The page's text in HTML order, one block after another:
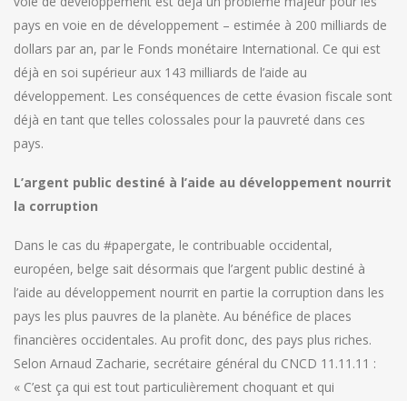
pays en voie en de développement – estimée à 200 milliards de
dollars par an, par le Fonds monétaire International. Ce qui est
déjà en soi supérieur aux 143 milliards de l’aide au
développement. Les conséquences de cette évasion fiscale sont
déjà en tant que telles colossales pour la pauvreté dans ces
pays.
L’argent public destiné à l’aide au développement nourrit
la corruption
Dans le cas du #papergate, le contribuable occidental,
européen, belge sait désormais que l’argent public destiné à
l’aide au développement nourrit en partie la corruption dans les
pays les plus pauvres de la planète. Au bénéfice de places
financières occidentales. Au profit donc, des pays plus riches.
Selon Arnaud Zacharie, secrétaire général du CNCD 11.11.11 :
« C’est ça qui est tout particulièrement choquant et qui